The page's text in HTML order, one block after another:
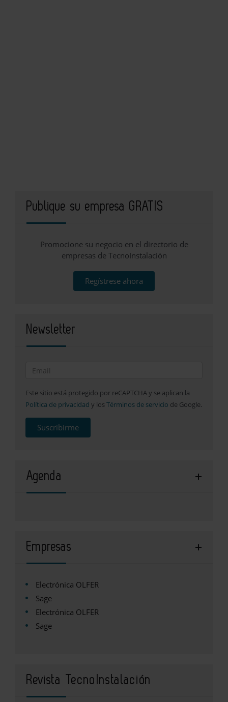
Publique su empresa GRATIS
Promocione su negocio en el directorio de
empresas de TecnoInstalación
Regístrese ahora
Newsletter
Este sitio está protegido por reCAPTCHA y se aplican la
Política de privacidad y los Términos de servicio de Google.
Suscribirme
Agenda
Empresas
Electrónica OLFER
Sage
Electrónica OLFER
Sage
Revista TecnoInstalación